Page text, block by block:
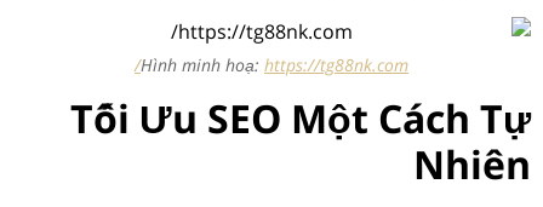
Hình minh hoạ: https://tg88nk.com/
Tối Ưu SEO Một Cách Tự
Nhiên